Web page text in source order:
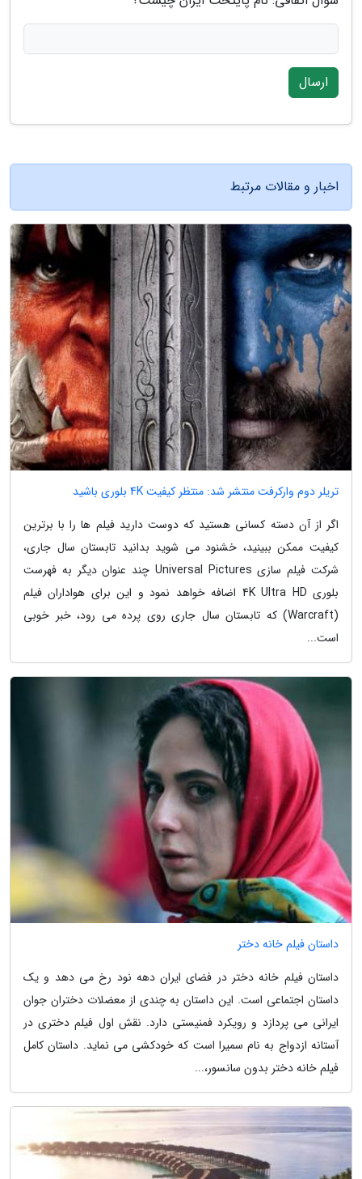
ارسال
اخبار و مقالات مرتبط
تریلر دوم وارکرفت منتشر شد: منتظر کیفیت 4K بلوری باشید
اگر از آن دسته کسانی هستید که دوست دارید فیلم ها را با برترین
کیفیت ممکن ببینید، خشنود می شوید بدانید تابستان سال جاری،
شرکت فیلم سازی Universal Pictures چند عنوان دیگر به فهرست
بلوری 4K Ultra HD اضافه خواهد نمود و این برای هواداران فیلم
(Warcraft) که تابستان سال جاری روی پرده می رود، خبر خوبی
است...
داستان فیلم خانه دختر
داستان فیلم خانه دختر در فضای ایران دهه نود رخ می دهد و یک
داستان اجتماعی است. این داستان به چندی از معضلات دختران جوان
ایرانی می پردازد و رویکرد فمنیستی دارد. نقش اول فیلم دختری در
آستانه ازدواج به نام سمیرا است که خودکشی می نماید. داستان کامل
فیلم خانه دختر بدون سانسور،...